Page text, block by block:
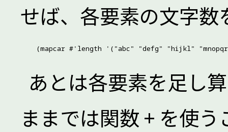
せば、各要素の文字
あとは各要素を足し
ままでは関数 + を使